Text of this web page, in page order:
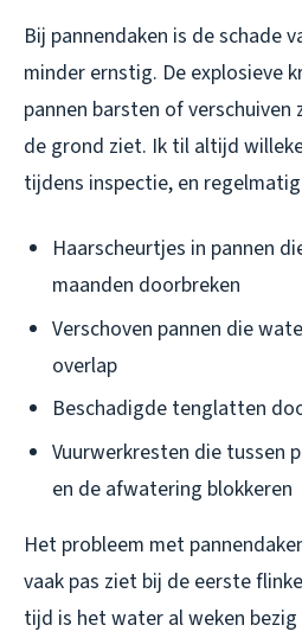
Bij pannendaken is de schade
minder ernstig. De explosieve
pannen barsten of
de grond ziet. Ik til altijd
tijdens inspectie, en
Haarscheurtjes in pannen
maanden doorbreken
Verschoven pannen die
overlap
Beschadigde tenglatten
Vuurwerkresten die tussen
en de afwatering blokkeren
Het probleem met
vaak pas ziet bij de eerste
tijd is het water al weken